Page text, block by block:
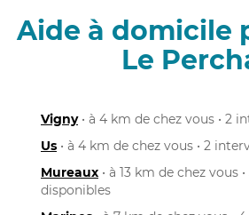
Aide à domicile
Le
Vigny• à 4 km de chez vous • 2
Us • à 4 km de chez vous • 2
Mureaux • à 13 km de chez vous
disponibles